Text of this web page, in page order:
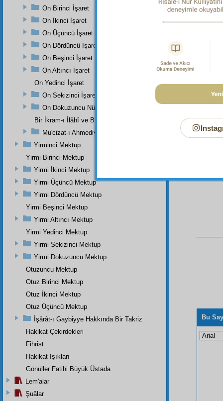
Dipnot-1
Dipnot-2
İsabe:
40; İbni
Elbânî,
Bu
On Birinci İşaret
On İkinci İşaret
On Üçüncü İşaret
On Dördüncü İşaret
On Beşinci İşaret
On Altıncı İşaret
On Yedinci İşaret
On Sekizinci İşaret
On Dokuzuncu Nükteli İşaret
Bir İkram-ı İlâhî ve Bir Eser-i İnâyet-i Rabbâniye
Mu'cizat-ı Ahmediye'nin Birinci Zeyli
Yirminci Mektup
Yirmi Birinci Mektup
Yirmi İkinci Mektup
Yirmi Üçüncü Mektup
Yirmi Dördüncü Mektup
Yirmi Beşinci Mektup
Yirmi Altıncı Mektup
Yirmi Yedinci Mektup
Yirmi Sekizinci Mektup
Yirmi Dokuzuncu Mektup
Otuzuncu Mektup
Otuz Birinci Mektup
Otuz İkinci Mektup
Otuz Üçüncü Mektup
İşârât-ı Gaybiyye Hakkında Bir Takriz
Hakikat Çekirdekleri
Fihrist
Hakikat Işıkları
Gönüller Fatihi Büyük Üstada
Lem'alar
Şuâlar